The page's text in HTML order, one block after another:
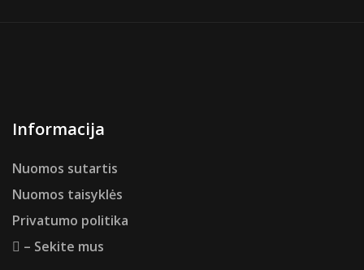
Informacija
Nuomos sutartis
Nuomos taisyklės
Privatumo politika
– Sekite mus